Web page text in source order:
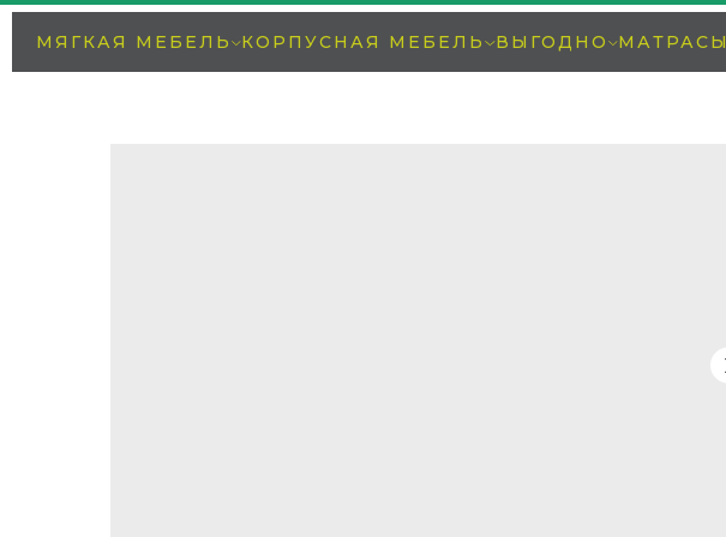
МЯГКАЯ МЕБЕЛЬ КОРПУСНАЯ МЕБЕЛЬ ВЫГОДНО МАТРАСЫ